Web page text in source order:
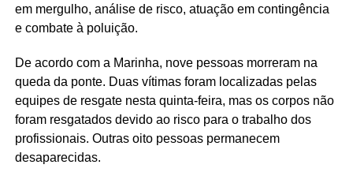
em mergulho, análise de risco, atuação em contingência
e combate à poluição.
De acordo com a Marinha, nove pessoas morreram na
queda da ponte. Duas vítimas foram localizadas pelas
equipes de resgate nesta quinta-feira, mas os corpos não
foram resgatados devido ao risco para o trabalho dos
profissionais. Outras oito pessoas permanecem
desaparecidas.